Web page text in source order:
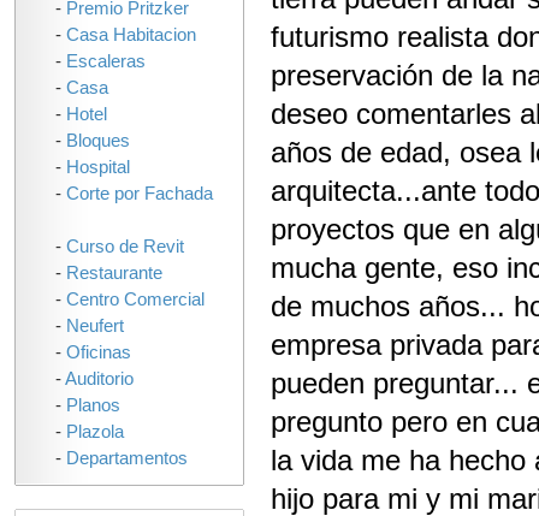
futurismo realista
preservación de la
deseo comentarles
años de edad, osea
arquitecta...ante
proyectos que en
mucha gente, eso
de muchos años...
empresa privada
pueden preguntar...
pregunto pero en
la vida me ha hecho
hijo para mi y mi
- Premio Pritzker
- Casa Habitacion
- Escaleras
- Casa
- Hotel
- Bloques
- Hospital
- Corte por Fachada
- Curso de Revit
- Restaurante
- Centro Comercial
- Neufert
- Oficinas
-Auditorio
- Planos
- Plazola
- Departamentos